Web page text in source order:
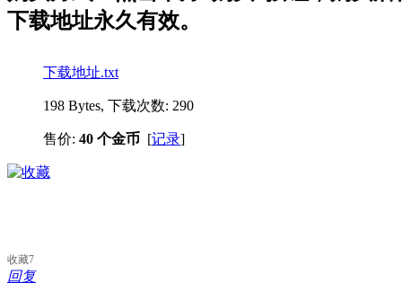
下载地址永久有效。
下载地址.txt
198 Bytes, 下载次数: 290
售价: 40 个金币 [记录]
收藏7
回复